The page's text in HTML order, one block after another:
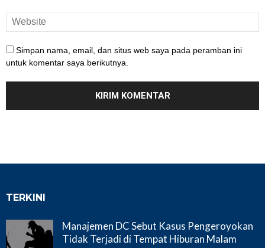
Simpan nama, email, dan situs web saya pada peramban ini
untuk komentar saya berikutnya.
TERKINI
Manajemen DC Sebut Kasus Pengeroyokan
Tidak Terjadi di Tempat Hiburan Malam